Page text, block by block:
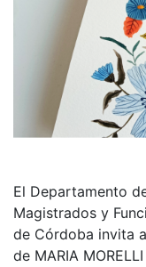
El Departamento
Magistrados y
de Córdoba invita
de MARIA MORELLI